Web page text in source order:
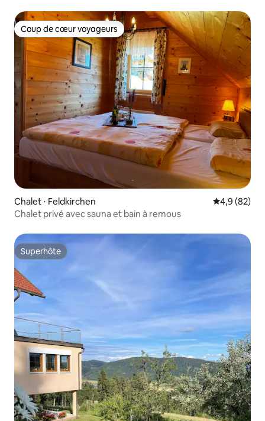
Coup de cœur voyageurs
Coup de cœur voyageurs
Chalet ⋅ Feldkirchen Évaluation
4,9 (82)
Chalet privé avec sauna et bain à remous
Superhôte
Superhôte